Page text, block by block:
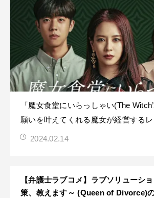
VIKI！【※Netflixでは見れません】
「魔女食堂にいらっしゃい(The
願いを叶えてくれる魔女が経営する
のダークファンタジー作品です！U-
可能です！
2024.02.14
【弁護士ラブコメ】ラブソリューシ
策、教えます～ (Queen of Divorce)